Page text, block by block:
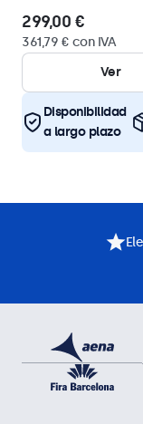
299,00 €
361,79 € con IVA
Ver
Disponibilidad
a largo plazo